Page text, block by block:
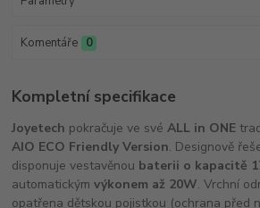
Komentáře 0
Kompletní specifikace
Joyetech pokračuje ve svéALL in ONE
AIO ECO Friendly Version. Designově
disponuje vestavěnou baterii o kapacitě
automatickýmvýkonem až 20W. Vrchní
opatřena dětskou pojistkou (ochrana před